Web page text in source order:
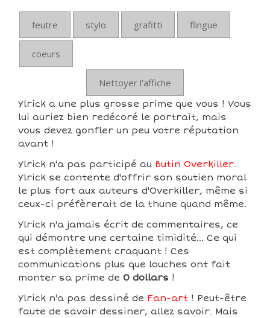
feutre stylo grafitti flingue
coeurs
Nettoyer l'affiche
Ylrick a une plus grosse prime que vous ! Vous
lui auriez bien redécoré le portrait, mais
vous devez gonfler un peu votre réputation
avant !
Ylrick n'a pas participé au Butin Overkiller.
Ylrick se contente d'offrir son soutien moral
le plus fort aux auteurs d'Overkiller, même si
ceux-ci préfèrerait de la thune quand même.
Ylrick n'a jamais écrit de commentaires, ce
qui démontre une certaine timidité... Ce qui
est complètement craquant ! Ces
communications plus que louches ont fait
monter sa prime de 0 dollars !
Ylrick n'a pas dessiné de Fan-art ! Peut-être
faute de savoir dessiner, allez savoir. Mais